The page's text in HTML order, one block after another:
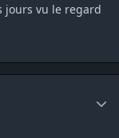
jours vu le regard